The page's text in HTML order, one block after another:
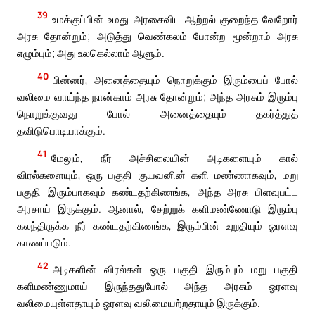
39 உமக்குப்பின் உமது அரசைவிட ஆற்றல் குறைந்த வேறோர்
அரசு தோன்றும்; அடுத்து வெண்கலம் போன்ற மூன்றாம் அரசு
எழும்பும்; அது உலகெல்லாம் ஆளும்.
40 பின்னர், அனைத்தையும் நொறுக்கும் இரும்பைப் போல்
வலிமை வாய்ந்த நான்காம் அரசு தோன்றும்; அந்த அரசும் இரும்பு
நொறுக்குவது போல் அனைத்தையும் தகர்த்துத்
தவிடுபொடியாக்கும்.
41 மேலும், நீர் அச்சிலையின் அடிகளையும் கால்
விரல்களையும், ஒரு பகுதி குயவனின் களி மண்ணாகவும், மறு
பகுதி இரும்பாகவும் கண்டதற்கிணங்க, அந்த அரசு பிளவுபட்ட
அரசாய் இருக்கும். ஆனால், சேற்றுக் களிமண்ணோடு இரும்பு
கலந்திருக்க நீர் கண்டதற்கிணங்க, இரும்பின் உறுதியும் ஓரளவு
காணப்படும்.
42 அடிகளின் விரல்கள் ஒரு பகுதி இரும்பும் மறு பகுதி
களிமண்ணுமாய் இருந்ததுபோல் அந்த அரசும் ஓரளவு
வலிமையுள்ளதாயும் ஓரளவு வலிமையற்றதாயும் இருக்கும்.